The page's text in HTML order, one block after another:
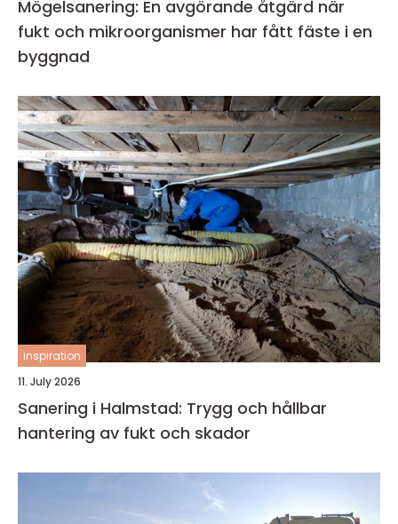
Mögelsanering: En avgörande åtgärd när
fukt och mikroorganismer har fått fäste i en
byggnad
inspiration
11. July 2026
Sanering i Halmstad: Trygg och hållbar
hantering av fukt och skador